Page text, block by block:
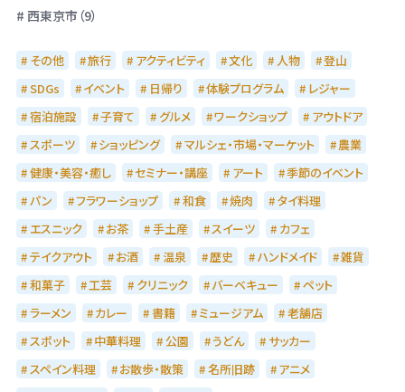
西東京市（9）
その他 旅行 アクティビティ 文化 人物
登山
SDGs
イベント 日帰り 体験プログラム
レジャー
宿泊施設
子育て グルメ ワークショップ
アウトドア
スポーツ
ショッピング マルシェ・市場・マーケット
農業
健康・美容・癒し
セミナー・講座 アート
季節のイベント
パン
フラワーショップ 和食 焼肉
タイ料理
エスニック
お茶 手土産 スイーツ
カフェ
テイクアウト
お酒 温泉 歴史 ハンドメイド
雑貨
和菓子
工芸 クリニック バーベキュー
ペット
ラーメン
カレー 書籍 ミュージアム
老舗店
スポット
中華料理 公園 うどん
サッカー
スペイン料理
お散歩・散策 名所旧跡
アニメ